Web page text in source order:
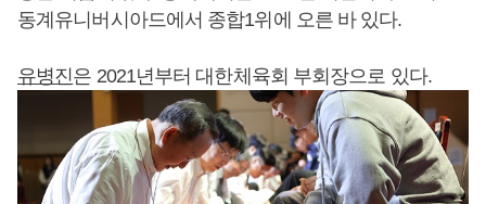
동계유니버시아드에서 종합1위에 오른 바 있다.
유병진은 2021년부터 대한체육회 부회장으로 있다.